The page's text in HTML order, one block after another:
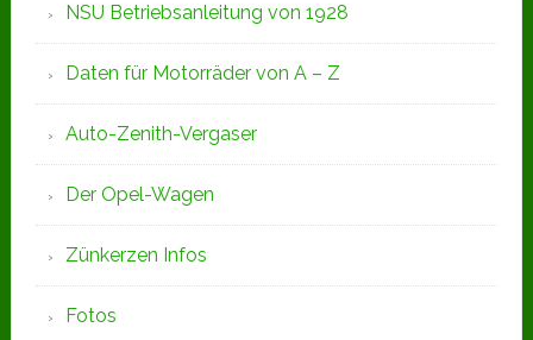
NSU Betriebsanleitung von 1928
Daten für Motorräder von A – Z
Auto-Zenith-Vergaser
Der Opel-Wagen
Zünkerzen Infos
Fotos